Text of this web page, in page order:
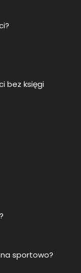
bez księgi
sportowo?